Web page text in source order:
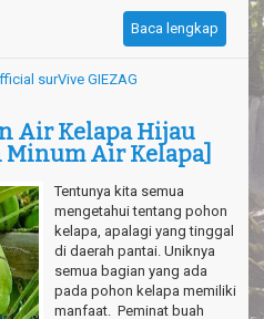
Baca lengkap
surVive GIEZAG
Air Kelapa Hijau
Minum Air Kelapa]
Tentunya kita semua
mengetahui tentang pohon
kelapa, apalagi yang tinggal
di daerah pantai. Uniknya
semua bagian yang ada
pada pohon kelapa memiliki
manfaat. Peminat buah